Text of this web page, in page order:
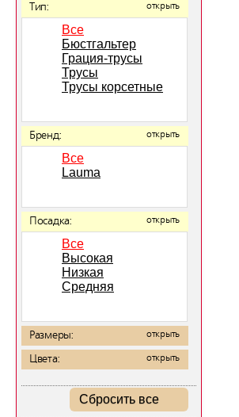
Тип: открыть
Все
Бюстгальтер
Грация-трусы
Трусы
Трусы корсетные
Бренд: открыть
Все
Lauma
Посадка: открыть
Все
Высокая
Низкая
Средняя
Размеры: открыть
Цвета: открыть
Сбросить все